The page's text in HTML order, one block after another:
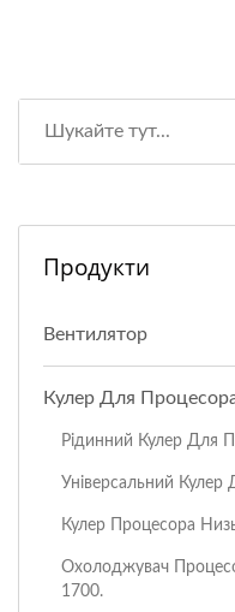
Продукти
Вентилятор
Кулер Для
Рідинний Кулер Для
Універсальний Кулер
Кулер Процесора
Охолоджувач
1700.